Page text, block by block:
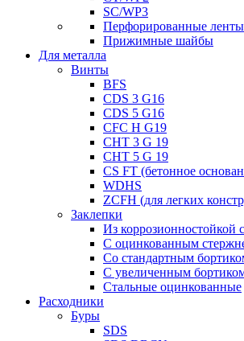
SC/WP3
Перфорированные ленты
Прижимные шайбы
Для металла
Винты
BFS
CDS 3 G16
CDS 5 G16
CFC H G19
CHT 3 G 19
CHT 5 G 19
CS FT (бетонное
WDHS
ZCFH (для легких
Заклепки
Из коррозионностойкой
С оцинкованным
Со стандартным
С увеличенным
Стальные оцинкованные
Расходники
Буры
SDS